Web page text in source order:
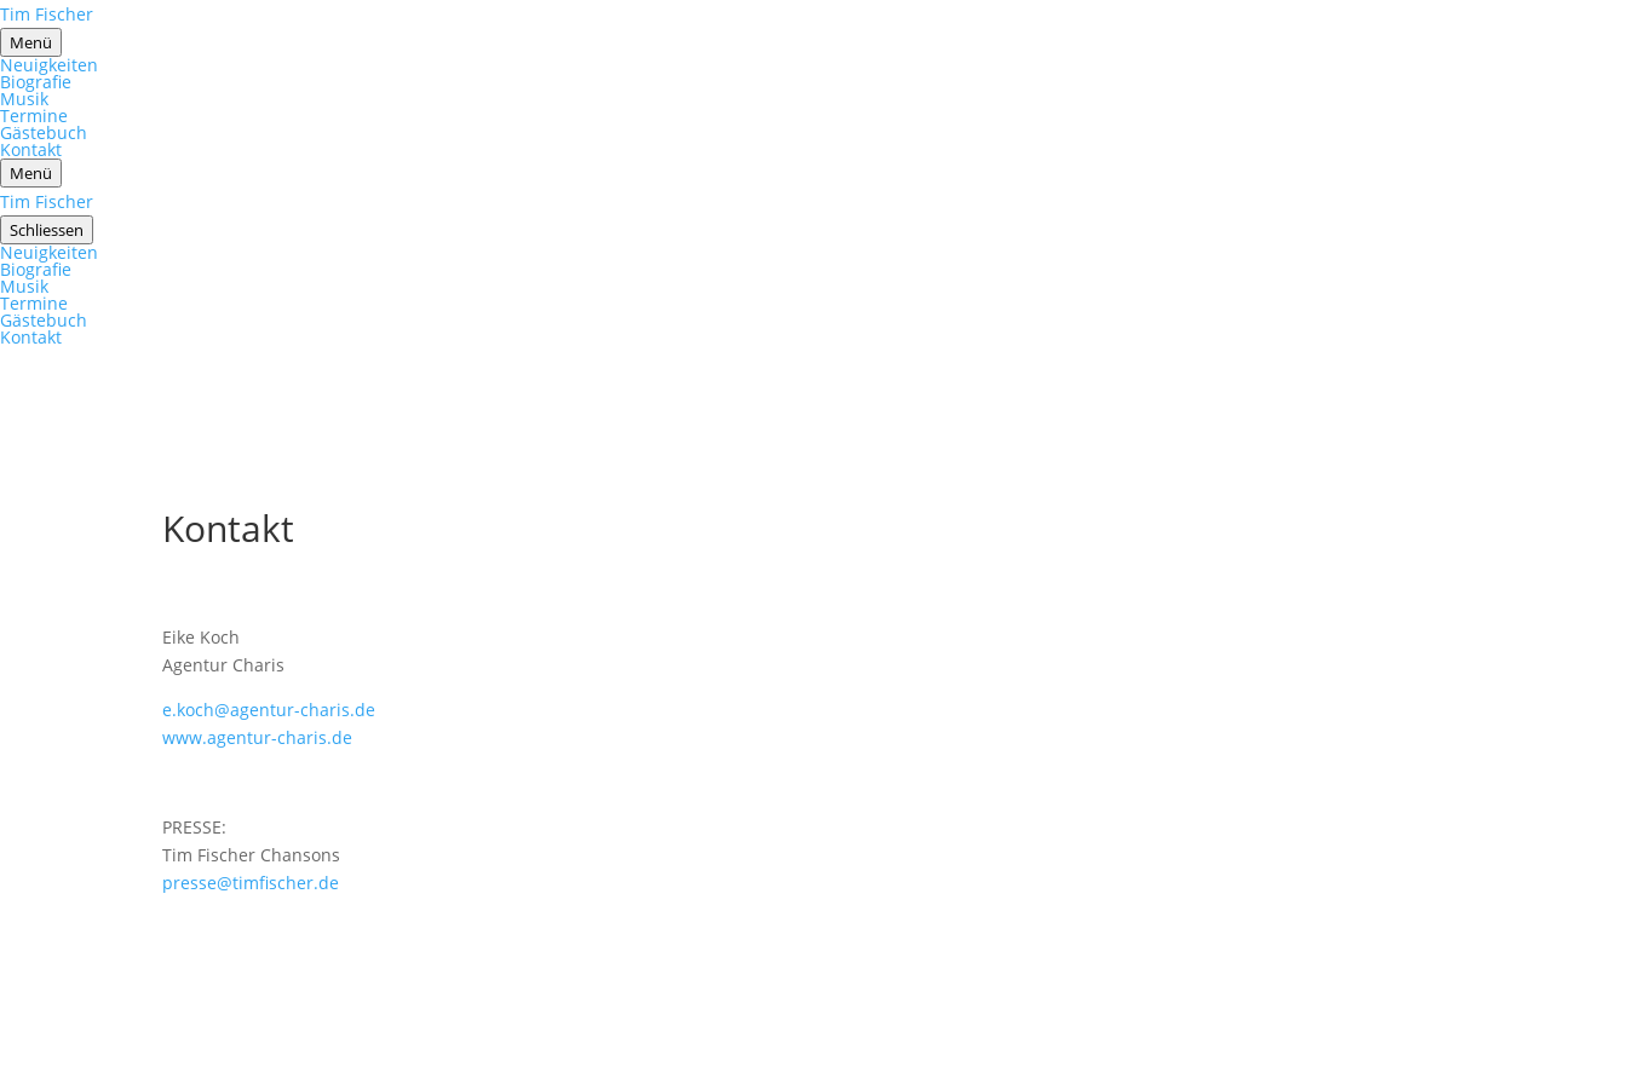
Tim Fischer
Menü
Neuigkeiten
Biografie
Musik
Termine
Gästebuch
Kontakt
Menü
Tim Fischer
Schliessen
Neuigkeiten
Biografie
Musik
Termine
Gästebuch
Kontakt
Kontakt
Eike Koch
Agentur Charis
e.koch@agentur-charis.de
www.agentur-charis.de
PRESSE:
Tim Fischer Chansons
presse@timfischer.de